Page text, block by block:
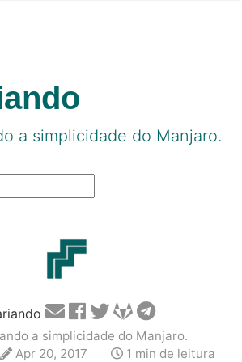
a simplicidade do Manjaro.
a simplicidade do Manjaro.
Apr 20, 2017 1 min de leitura